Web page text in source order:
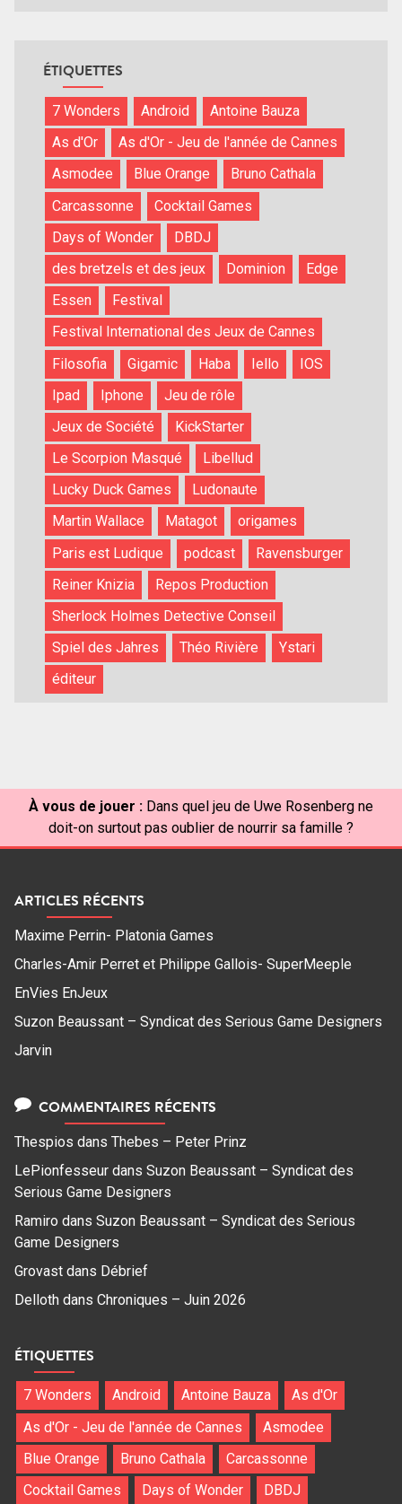
ÉTIQUETTES
7 Wonders Android
Antoine Bauza
As d'Or
As d'Or - Jeu de l'année de Cannes
Asmodee
Blue Orange
Bruno Cathala
Carcassonne
Cocktail Games
Days of Wonder
DBDJ
des bretzels et des jeux
Dominion
Edge
Essen
Festival
Festival International des Jeux de Cannes
Filosofia
Gigamic Haba Iello
IOS
Ipad
Iphone
Jeu de rôle
Jeux de Société
KickStarter
Le Scorpion Masqué
Libellud
Lucky Duck Games
Ludonaute
Martin Wallace
Matagot
origames
Paris est Ludique
podcast
Ravensburger
Reiner Knizia
Repos Production
Sherlock Holmes Detective Conseil
Spiel des Jahres
Théo Rivière
Ystari
éditeur
À vous de jouer : Dans quel jeu de Uwe Rosenberg ne
doit-on surtout pas oublier de nourrir sa famille ?
ARTICLES RÉCENTS
Maxime Perrin- Platonia Games
Charles-Amir Perret et Philippe Gallois- SuperMeeple
EnVies EnJeux
Suzon Beaussant – Syndicat des Serious Game Designers
Jarvin
COMMENTAIRES RÉCENTS
Thespios dans Thebes – Peter Prinz
LePionfesseur dans Suzon Beaussant – Syndicat des
Serious Game Designers
Ramiro dans Suzon Beaussant – Syndicat des Serious
Game Designers
Grovast dans Débrief
Delloth dans Chroniques – Juin 2026
ÉTIQUETTES
7 Wonders Android Antoine Bauza
As d'Or
As d'Or - Jeu de l'année de Cannes
Asmodee
Blue Orange
Bruno Cathala
Carcassonne
Cocktail Games
Days of Wonder DBDJ